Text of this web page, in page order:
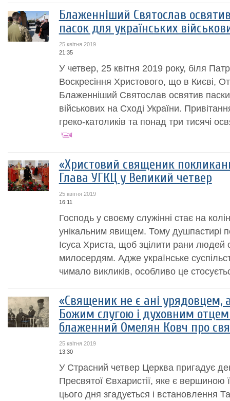
Блаженніший Святослав
пасок для українських
25 квітня 2019
21:35
У четвер, 25 квітня 2019 року, біля
Воскресіння Христового, що в Києві,
Блаженніший Святослав освятив паски
військових на Сході України.
греко-католиків та понад три тисячі
«Христовий священик
Глава УГКЦ у Великий четвер
25 квітня 2019
16:11
Господь у своєму служінні стає на
унікальним явищем. Тому душпастирі
Ісуса Христа, щоб зцілити рани
милосердям. Адже українське
чимало викликів, особливо це
«Священик не є ані урядовцем,
Божим слугою і духовним отцем
блаженний Омелян Ковч про
25 квітня 2019
13:30
У Страсний четвер Церква пригадує
Пресвятої Євхаристії, яке є вершиною
цього дня згадується і встановлення